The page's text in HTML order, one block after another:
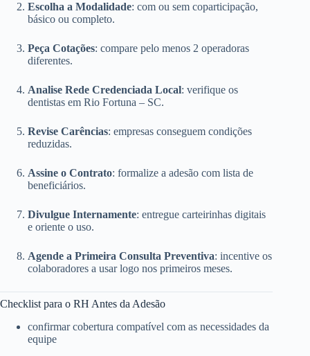
Escolha a Modalidade: com ou sem coparticipação,
básico ou completo.
Peça Cotações: compare pelo menos 2 operadoras
diferentes.
Analise Rede Credenciada Local: verifique os
dentistas em Rio Fortuna – SC.
Revise Carências: empresas conseguem condições
reduzidas.
Assine o Contrato: formalize a adesão com lista de
beneficiários.
Divulgue Internamente: entregue carteirinhas digitais
e oriente o uso.
Agende a Primeira Consulta Preventiva: incentive os
colaboradores a usar logo nos primeiros meses.
Checklist para o RH Antes da Adesão
confirmar cobertura compatível com as necessidades da
equipe